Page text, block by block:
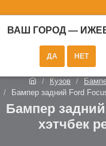
ВАШ ГОРОД —
Кузов
Бампер задний Ford
Бампер задний
хэтчбек